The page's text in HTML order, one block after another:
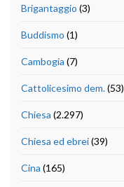
Brigantaggio (3)
Buddismo (1)
Cambogia (7)
Cattolicesimo dem.(53)
Chiesa (2.297)
Chiesa ed ebrei(39)
Cina (165)